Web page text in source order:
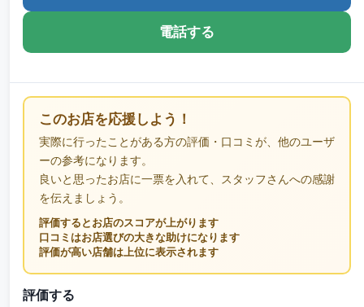
電話する
このお店を応援しよう！
実際に行ったことがある方の評価・口コミが、他のユーザ
ーの参考になります。
良いと思ったお店に一票を入れて、スタッフさんへの感謝
を伝えましょう。
評価するとお店のスコアが上がります
口コミはお店選びの大きな助けになります
評価が高い店舗は上位に表示されます
評価する